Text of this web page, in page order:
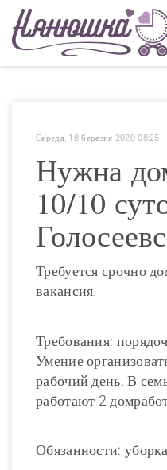
Середа, 18 березня 2020 08:25
Нужна
10/10
Требуется срочно
вакансия.
Требования:
Умение
рабочий день. В
работают 2
Обязанности: